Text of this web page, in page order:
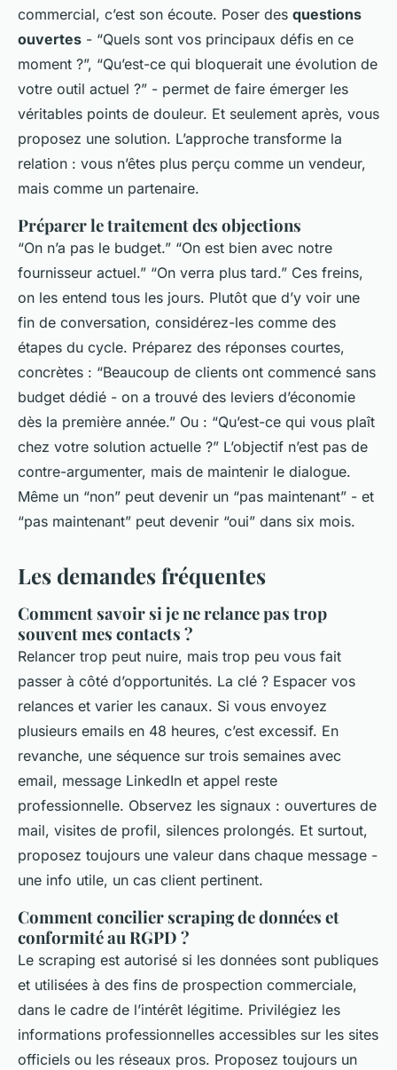
commercial, c’est son écoute. Poser des questions
ouvertes - “Quels sont vos principaux défis en ce
moment ?”, “Qu’est-ce qui bloquerait une évolution de
votre outil actuel ?” - permet de faire émerger les
véritables points de douleur. Et seulement après, vous
proposez une solution. L’approche transforme la
relation : vous n’êtes plus perçu comme un vendeur,
mais comme un partenaire.
Préparer le traitement des objections
“On n’a pas le budget.” “On est bien avec notre
fournisseur actuel.” “On verra plus tard.” Ces freins,
on les entend tous les jours. Plutôt que d’y voir une
fin de conversation, considérez-les comme des
étapes du cycle. Préparez des réponses courtes,
concrètes : “Beaucoup de clients ont commencé sans
budget dédié - on a trouvé des leviers d’économie
dès la première année.” Ou : “Qu’est-ce qui vous plaît
chez votre solution actuelle ?” L’objectif n’est pas de
contre-argumenter, mais de maintenir le dialogue.
Même un “non” peut devenir un “pas maintenant” - et
“pas maintenant” peut devenir “oui” dans six mois.
Les demandes fréquentes
Comment savoir si je ne relance pas trop
souvent mes contacts ?
Relancer trop peut nuire, mais trop peu vous fait
passer à côté d’opportunités. La clé ? Espacer vos
relances et varier les canaux. Si vous envoyez
plusieurs emails en 48 heures, c’est excessif. En
revanche, une séquence sur trois semaines avec
email, message LinkedIn et appel reste
professionnelle. Observez les signaux : ouvertures de
mail, visites de profil, silences prolongés. Et surtout,
proposez toujours une valeur dans chaque message -
une info utile, un cas client pertinent.
Comment concilier scraping de données et
conformité au RGPD ?
Le scraping est autorisé si les données sont publiques
et utilisées à des fins de prospection commerciale,
dans le cadre de l’intérêt légitime. Privilégiez les
informations professionnelles accessibles sur les sites
officiels ou les réseaux pros. Proposez toujours un